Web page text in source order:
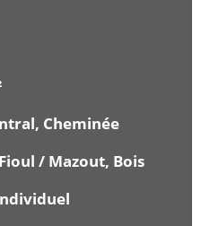
Cheminée
Fioul / Mazout, Bois